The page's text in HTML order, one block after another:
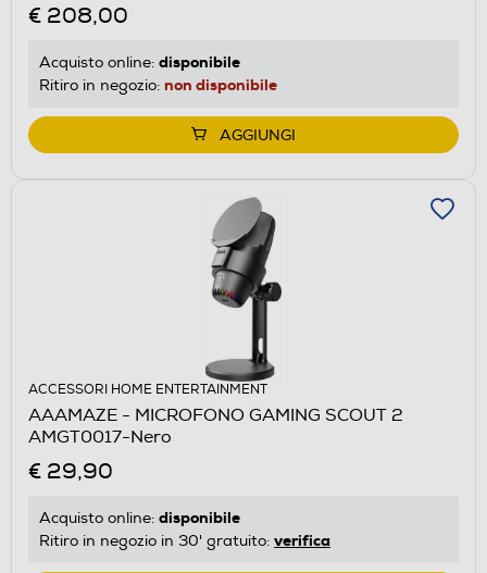
€ 208,00
Acquisto online: disponibile
Ritiro in negozio: non disponibile
AGGIUNGI
ACCESSORI HOME ENTERTAINMENT
AAAMAZE - MICROFONO GAMING SCOUT 2
AMGT0017-Nero
€ 29,90
Acquisto online: disponibile
Ritiro in negozio in 30' gratuito: verifica